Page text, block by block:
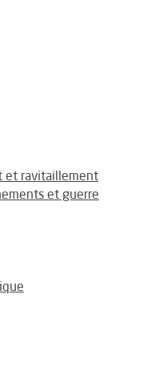
et ravitaillement
et guerre